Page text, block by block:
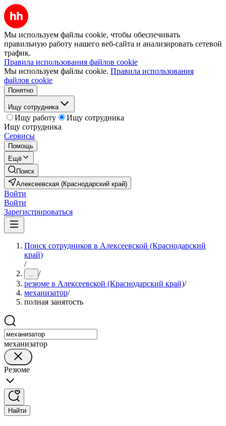
Мы используем файлы cookie, чтобы обеспечивать
правильную работу нашего веб-сайта и анализировать сетевой
трафик.
Правила использования файлов cookie
Мы используем файлы cookie. Правила использования
файлов cookie
Понятно
Ищу сотрудника
Ищу работу
Ищу сотрудника
Ищу сотрудника
Сервисы
Помощь
Ещё
Поиск
Алексеевская (Краснодарский край)
Войти
Войти
Зарегистрироваться
Поиск сотрудников в Алексеевской (Краснодарский
край)
/
... /
резюме в Алексеевской (Краснодарский край)/
механизатор/
полная занятость
механизатор
Резюме
Найти